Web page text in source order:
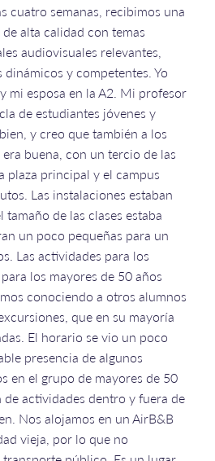
cuatro semanas, recibimos una
alta calidad con temas
audiovisuales relevantes,
y competentes. Yo
mi esposa en la A2. Mi profesor
de estudiantes jóvenes y
y creo que también a los
buena, con un tercio de las
plaza principal y el campus
Las instalaciones estaban
de las clases estaba
un poco pequeñas para un
Las actividades para los
los mayores de 50 años
conociendo a otros alumnos
que en su mayoría
El horario se vio un poco
presencia de algunos
en el grupo de mayores de 50
actividades dentro y fuera de
Nos alojamos en un AirB&B
vieja, por lo que no